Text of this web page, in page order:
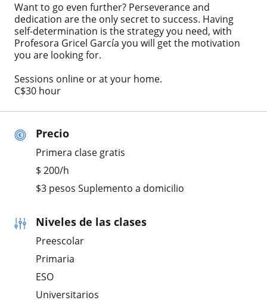
Precio
Primera clase gratis
$ 200/h
$3 pesos Suplemento a domicilio
Niveles de las clases
Preescolar
Primaria
ESO
Universitarios
Want to go even further? Perseverance and
dedication are the only secret to success. Having
self-determination is the strategy you need, with
Profesora Gricel García you will get the motivation
you are looking for.
Sessions online or at your home.
C$30 hour